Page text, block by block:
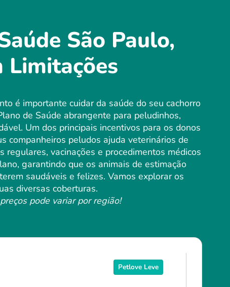
São Paulo,
Limitações
é importante cuidar da saúde do seu cachorro
de Saúde abrangente para peludinhos,
Um dos principais incentivos para os donos
companheiros peludos ajuda veterinários de
regulares, vacinações e procedimentos médicos
garantindo que os animais de estimação
saudáveis ​​e felizes. Vamos explorar os
diversas coberturas.
pode variar por região!
Petlove Leve